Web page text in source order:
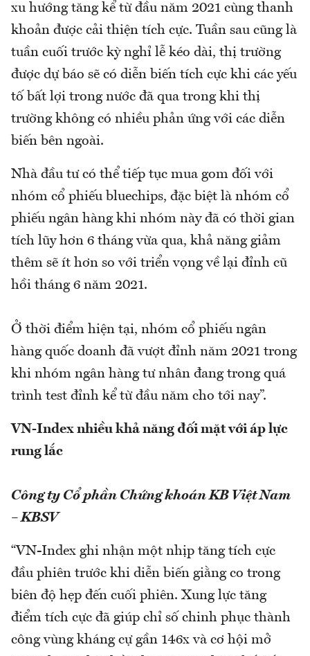
xu hướng tăng kể từ đầu năm 2021 cùng thanh
khoản được cải thiện tích cực. Tuần sau cũng là
tuần cuối trước kỳ nghỉ lễ kéo dài, thị trường
được dự báo sẽ có diễn biến tích cực khi các yếu
tố bất lợi trong nước đã qua trong khi thị
trường không có nhiều phản ứng với các diễn
biến bên ngoài.
Nhà đầu tư có thể tiếp tục mua gom đối với
nhóm cổ phiếu bluechips, đặc biệt là nhóm cổ
phiếu ngân hàng khi nhóm này đã có thời gian
tích lũy hơn 6 tháng vừa qua, khả năng giảm
thêm sẽ ít hơn so với triển vọng về lại đỉnh cũ
hồi tháng 6 năm 2021.
Ở thời điểm hiện tại, nhóm cổ phiếu ngân
hàng quốc doanh đã vượt đỉnh năm 2021 trong
khi nhóm ngân hàng tư nhân đang trong quá
trình test đỉnh kể từ đầu năm cho tới nay”.
VN-Index nhiều khả năng đối mặt với áp lực
rung lắc
Công ty Cổ phần Chứng khoán KB Việt Nam
– KBSV
“VN-Index ghi nhận một nhịp tăng tích cực
đầu phiên trước khi diễn biến giằng co trong
biên độ hẹp đến cuối phiên. Xung lực tăng
điểm tích cực đã giúp chỉ số chinh phục thành
công vùng kháng cự gần 146x và cơ hội mở